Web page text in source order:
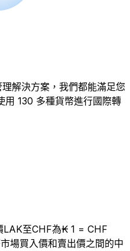
解決方案，我們都能滿足您
用 130 多種貨幣進行國際轉
至CHF為₭ 1 = CHF
場買入價和賣出價之間的中